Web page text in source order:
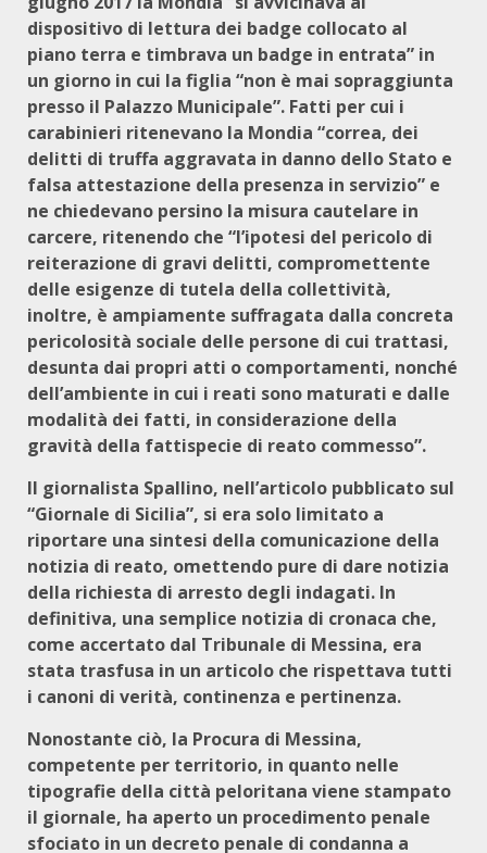
dispositivo di lettura dei badge collocato al
piano terra e timbrava un badge in entrata” in
un giorno in cui la figlia “non è mai sopraggiunta
presso il Palazzo Municipale”. Fatti per cui i
carabinieri ritenevano la Mondia “correa, dei
delitti di truffa aggravata in danno dello Stato e
falsa attestazione della presenza in servizio” e
ne chiedevano persino la misura cautelare in
carcere, ritenendo che “l’ipotesi del pericolo di
reiterazione di gravi delitti, compromettente
delle esigenze di tutela della collettività,
inoltre, è ampiamente suffragata dalla concreta
pericolosità sociale delle persone di cui trattasi,
desunta dai propri atti o comportamenti, nonché
dell’ambiente in cui i reati sono maturati e dalle
modalità dei fatti, in considerazione della
gravità della fattispecie di reato commesso”.
Il giornalista Spallino, nell’articolo pubblicato sul
“Giornale di Sicilia”, si era solo limitato a
riportare una sintesi della comunicazione della
notizia di reato, omettendo pure di dare notizia
della richiesta di arresto degli indagati. In
definitiva, una semplice notizia di cronaca che,
come accertato dal Tribunale di Messina, era
stata trasfusa in un articolo che rispettava tutti
i canoni di verità, continenza e pertinenza.
Nonostante ciò, la Procura di Messina,
competente per territorio, in quanto nelle
tipografie della città peloritana viene stampato
il giornale, ha aperto un procedimento penale
sfociato in un decreto penale di condanna a